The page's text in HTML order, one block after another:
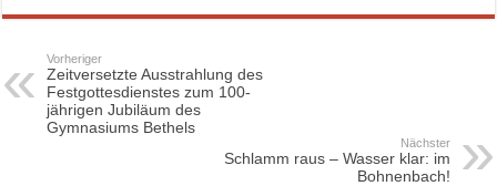
Vorheriger
Zeitversetzte Ausstrahlung des
Festgottesdienstes zum 100-
jährigen Jubiläum des
Gymnasiums Bethels
Nächster
Schlamm raus – Wasser klar: im
Bohnenbach!